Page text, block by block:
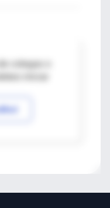
colegas o